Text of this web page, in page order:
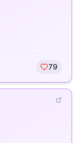
79